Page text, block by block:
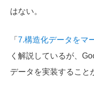
はない。
「 7.構造化データをマ
く解説しているが、
データを実装すること